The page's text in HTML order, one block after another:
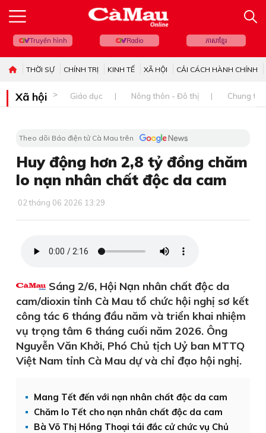
Truyền hình Radio ភាសាខ្មែរ
THỜI SỰ CHÍNH TRỊ KINH TẾ XÃ HỘI CẢI CÁCH HÀNH CHÍNH
Xã hội Giáo dục Nông thôn - Đô thị Chung
Theo dõi Báo điện tử Cà Mau trên
Huy động hơn 2,8 tỷ đồng chăm
lo nạn nhân chất độc da cam
02 tháng 06 2026 13:29
Sáng 2/6, Hội Nạn nhân chất độc da
cam/dioxin tỉnh Cà Mau tổ chức hội nghị sơ kết
công tác 6 tháng đầu năm và triển khai nhiệm
vụ trọng tâm 6 tháng cuối năm 2026. Ông
Nguyễn Văn Khởi, Phó Chủ tịch Uỷ ban MTTQ
Việt Nam tỉnh Cà Mau dự và chỉ đạo hội nghị.
Mang Tết đến với nạn nhân chất độc da cam
Chăm lo Tết cho nạn nhân chất độc da cam
Bà Võ Thị Hồng Thoại tái đắc cử chức vụ Chủ